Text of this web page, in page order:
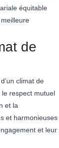
équitable
de
climat de
respect mutuel
et la
et harmonieuses
et leur